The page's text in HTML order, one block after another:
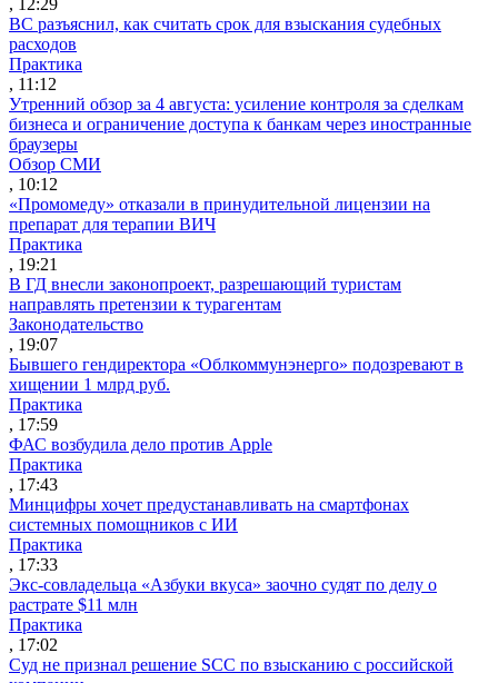
ВС разъяснил, как считать срок для взыскания судебных
расходов
Практика
, 11:12
Утренний обзор за 4 августа: усиление контроля за сделкам
бизнеса и ограничение доступа к банкам через иностранные
браузеры
Обзор СМИ
, 10:12
«Промомеду» отказали в принудительной лицензии на
препарат для терапии ВИЧ
Практика
, 19:21
В ГД внесли законопроект, разрешающий туристам
направлять претензии к турагентам
Законодательство
, 19:07
Бывшего гендиректора «Облкоммунэнерго» подозревают в
хищении 1 млрд руб.
Практика
, 17:59
ФАС возбудила дело против Apple
Практика
, 17:43
Минцифры хочет предустанавливать на смартфонах
системных помощников с ИИ
Практика
, 17:33
Экс-совладельца «Азбуки вкуса» заочно судят по делу о
растрате $11 млн
Практика
, 17:02
Суд не признал решение SCC по взысканию с российской